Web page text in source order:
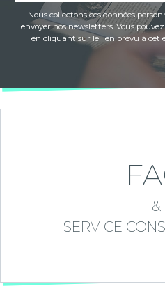
Nous collectons ces données
envoyer nos newsletters. Vous
en cliquant sur le lien prévu à cet
&
SERVICE